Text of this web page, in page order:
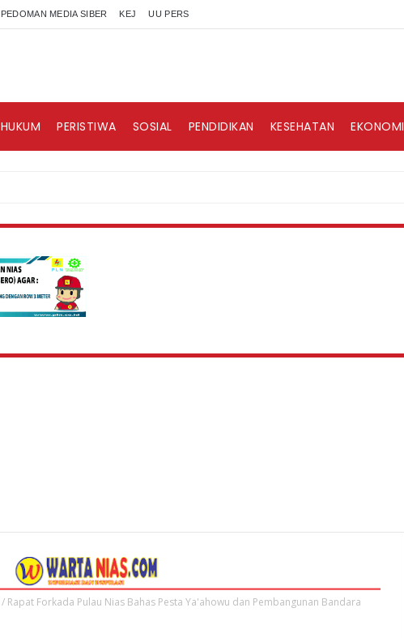
PEDOMAN MEDIA SIBER KEJ UU PERS
HUKUM PERISTIWA SOSIAL PENDIDIKAN KESEHATAN EKONOMI
/ Rapat Forkada Pulau Nias Bahas Pesta Ya'ahowu dan Pembangunan Bandara